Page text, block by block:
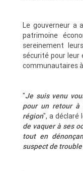
Le gouverneur a
patrimoine
sereinement
sécurité pour
communautaires
"Je suis venu
pour un retour
région", a déclaré
de vaquer à ses
tout en
suspect de